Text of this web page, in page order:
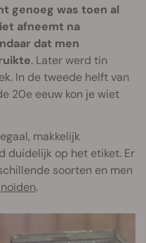
genoeg was toen al
afneemt na
dat men
. Later werd tin
In de tweede helft van
20e eeuw kon je wiet
makkelijk
duidelijk op het etiket. Er
soorten en men
.